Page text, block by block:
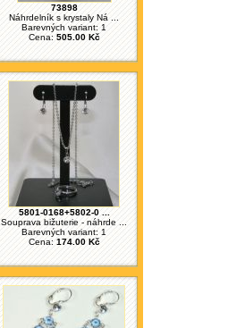
73898
Náhrdelník s krystaly Ná ...
Barevných variant: 1
Cena: 505.00 Kč
5801-0168+5802-0 ...
Souprava bižuterie - náhrde ...
Barevných variant: 1
Cena: 174.00 Kč